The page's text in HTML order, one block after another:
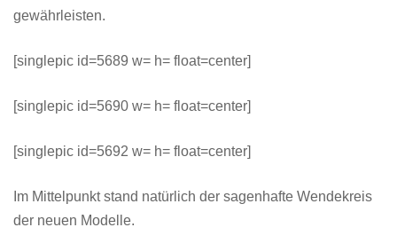
gewährleisten.
[singlepic id=5689 w= h= float=center]
[singlepic id=5690 w= h= float=center]
[singlepic id=5692 w= h= float=center]
Im Mittelpunkt stand natürlich der sagenhafte Wendekreis
der neuen Modelle.